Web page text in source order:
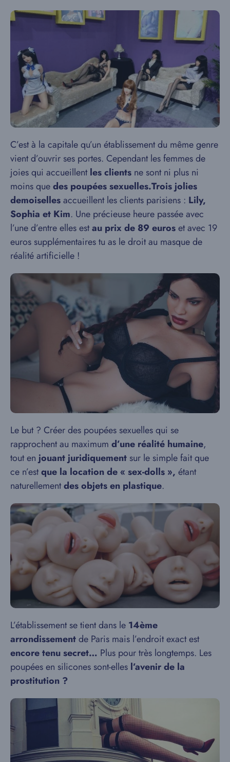
C’est à la capitale qu’un établissement du même genre
vient d’ouvrir ses portes. Cependant les femmes de
joies qui accueillentles clients ne sont ni plus ni
moins quedes poupées sexuelles.Trois jolies
demoisellesaccueillent les clients parisiens : Lily,
Sophia et Kim. Une précieuse heure passée avec
l’une d’entre elles estau prix de 89 euroset avec 19
euros supplémentaires tu as le droit au masque de
réalité artificielle !
Le but ? Créer des poupées sexuelles qui se
rapprochent au maximum d’une réalité humaine,
tout enjouant juridiquement sur le simple fait que
ce n’estque la location de « sex-dolls », étant
naturellementdes objets en plastique.
L’établissement se tient dans le 14ème
arrondissementde Paris mais l’endroit exact est
encore tenu secret… Plus pour très longtemps. Les
poupées en silicones sont-elles l’avenir de la
prostitution ?